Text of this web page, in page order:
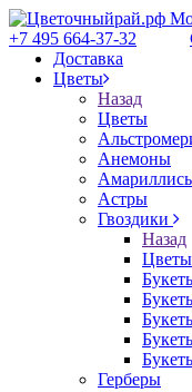
+7 495 664-37-32
Доставка
Цветы
Назад
Цветы
Анемоны
Астры
Гвоздики
Назад
Цветы
Герберы